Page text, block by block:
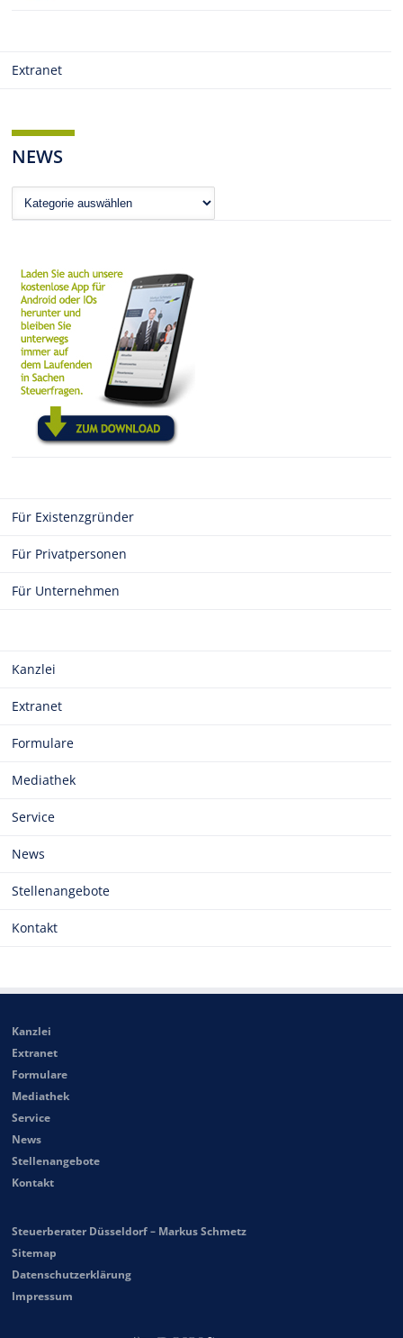
Extranet
NEWS
News
Für Existenzgründer
Für Privatpersonen
Für Unternehmen
Kanzlei
Extranet
Formulare
Mediathek
Service
News
Stellenangebote
Kontakt
Kanzlei
Extranet
Formulare
Mediathek
Service
News
Stellenangebote
Kontakt
Steuerberater Düsseldorf – Markus Schmetz
Sitemap
Datenschutzerklärung
Impressum